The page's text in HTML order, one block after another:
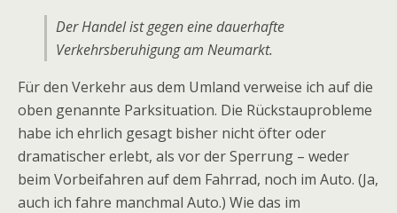
Der Handel ist gegen eine dauerhafte
Verkehrsberuhigung am Neumarkt.
Für den Verkehr aus dem Umland verweise ich auf die
oben genannte Parksituation. Die Rückstauprobleme
habe ich ehrlich gesagt bisher nicht öfter oder
dramatischer erlebt, als vor der Sperrung – weder
beim Vorbeifahren auf dem Fahrrad, noch im Auto. (Ja,
auch ich fahre manchmal Auto.) Wie das im